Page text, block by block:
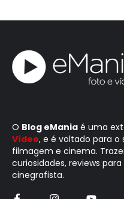
O Blog eMania é uma
Vídeo, e é voltado para
filmagem e cinema.
curiosidades, reviews
cinegrafista.